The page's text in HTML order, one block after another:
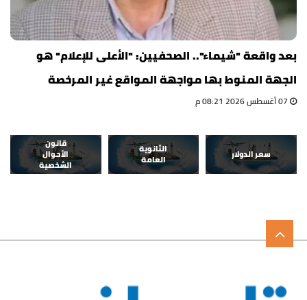
بعد واقعة "شيماء".. الصحفيين: "الأعلى للإعلام" هو
الجهة المنوط بها مواجهة المواقع غير المرخصة
سعر الدولار
الثانوية
العامة
قانون
الأحوال
الشخصية